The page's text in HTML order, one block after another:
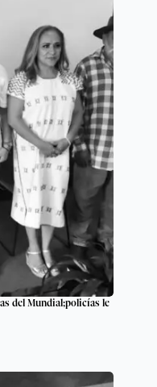
del Mundial;policías le